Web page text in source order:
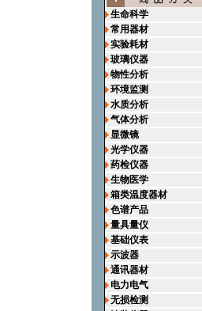
生命科学
常用器材
实验耗材
玻璃仪器
物性分析
环境监测
水质分析
气体分析
显微镜
光学仪器
药检仪器
生物医学
箱类温度器材
色谱产品
量具量仪
基础仪表
示波器
通讯器材
电力电气
无损检测